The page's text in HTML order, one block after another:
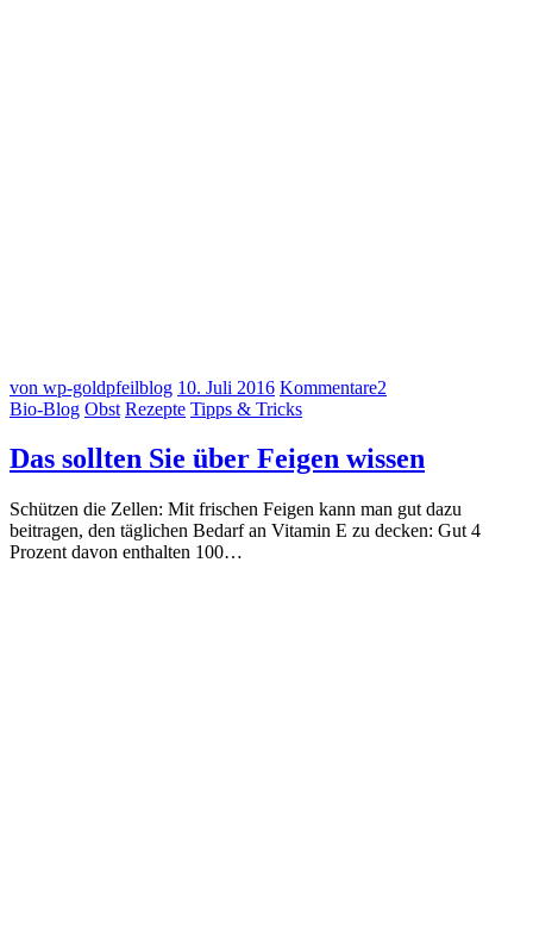
von wp-goldpfeilblog 10. Juli 2016 Kommentare2
Bio-Blog Obst Rezepte Tipps & Tricks
Das sollten Sie über Feigen wissen
Schützen die Zellen: Mit frischen Feigen kann man gut dazu
beitragen, den täglichen Bedarf an Vitamin E zu decken: Gut 4
Prozent davon enthalten 100…